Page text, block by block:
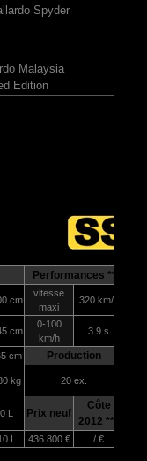
Spyder
Malaysia
Edition
Performances **
cm
vitesse
maxi
320 km/h
cm
0-100
km/h
3.9 s
cm Production
kg 20 ex.
L Prix neuf
Côte
2012 ***
L 436 800 € / €